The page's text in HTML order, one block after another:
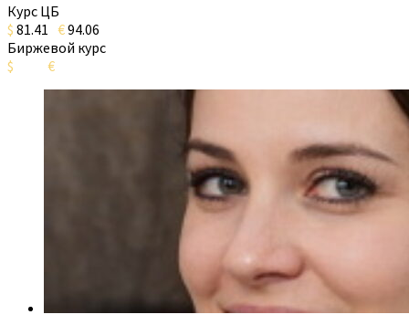
Курс ЦБ
$ 81.41 €94.06
Биржевой курс
$
€